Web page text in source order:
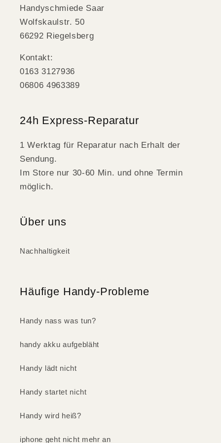
Handyschmiede Saar
Wolfskaulstr. 50
66292 Riegelsberg
Kontakt:
0163 3127936
06806 4963389
24h Express-Reparatur
1 Werktag für Reparatur nach Erhalt der
Sendung.
Im Store nur 30-60 Min. und ohne Termin
möglich.
Über uns
Nachhaltigkeit
Häufige Handy-Probleme
Handy nass was tun?
handy akku aufgebläht
Handy lädt nicht
Handy startet nicht
Handy wird heiß?
iphone geht nicht mehr an